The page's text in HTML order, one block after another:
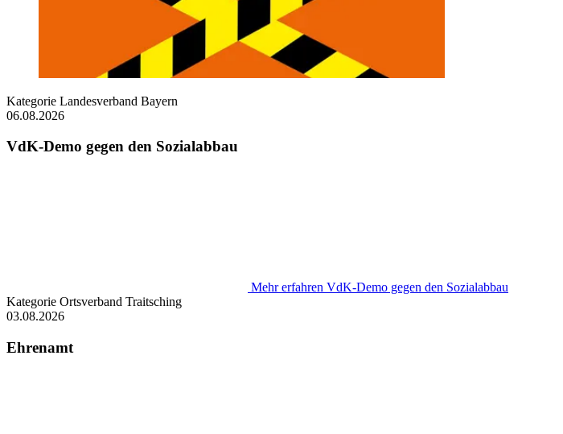
Kategorie Landesverband Bayern
06.08.2026
VdK-Demo gegen den Sozialabbau
Mehr erfahren VdK-Demo gegen den Sozialabbau
Kategorie Ortsverband Traitsching
03.08.2026
Ehrenamt